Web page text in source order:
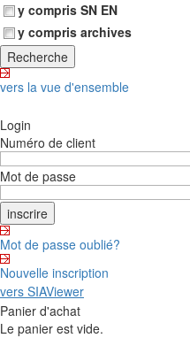
y compris SN EN
y compris archives
vers la vue d'ensemble
Login
Numéro de client
Mot de passe
Mot de passe oublié?
Nouvelle inscription
vers SIAViewer
Panier d'achat
Le panier est vide.